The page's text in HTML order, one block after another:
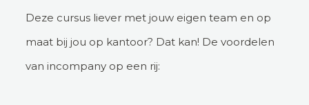
Deze cursus liever met jouw eigen team en op
maat bij jou op kantoor? Dat kan! De voordelen
van incompany op een rij: